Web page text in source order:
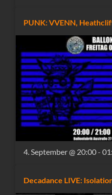
PUNK: VVENN,
4. September @ 20:00-
Decadance LIVE: